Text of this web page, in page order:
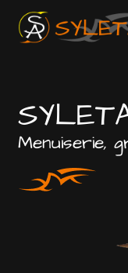
Menuiserie,